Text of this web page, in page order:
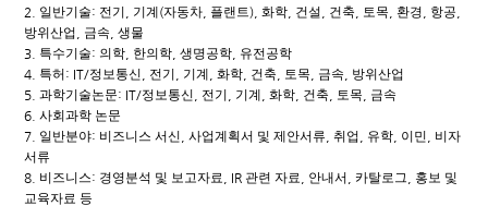
2. 일반기술: 전기 기계 (자동차 플랜트), 화학 건설 건축 토목 환경 항공
방위산업
금속 생물
3. 특수기술: 의학 한의학 생명공학 유전공학
4. 특허 : IT/정보통신 전기 기계 화학 건축 토목 금속
방위산업
5. 과학기술논문: IT/정보통신 전기 기계 화학 건축 토목
금속
6. 사회과학 논문
7. 일반분야: 비즈니스 서신 사업계획서 및 제안서류 취업 유학 이민
비자
서류
8. 비즈니스: 경영분석 및 보고자료 , IR 관련 자료 안내서 카탈로그
홍보 및
교육자료 등